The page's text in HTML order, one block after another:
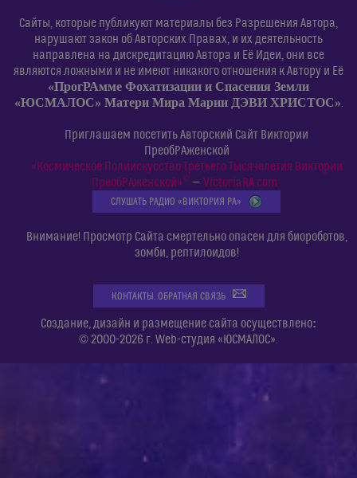
Сайты, которые публикуют материалы без Разрешения Автора,
нарушают закон об Авторских Правах, и их деятельность
направлена на дискредитацию Автора и Её Идеи, они все
являются ложными и не имеют никакого отношения к Автору и Её
«ПрогРАмме Фохатизации и Спасения Земли
«ЮСМАЛОС» Матери Мира Марии ДЭВИ ХРИСТОС».
Приглашаем посетить Авторский Сайт Виктории
ПреобРАженской
«Космическое Полиискусство Третьего Тысячелетия Виктории
ПреобРАженской»©— VictoriaRA.com
СЛУШАТЬ РАДИО «ВИКТОРИЯ РА»
Внимание! Просмотр Сайта смертельно опасен для биороботов,
зомби, рептилоидов!
КОНТАКТЫ. ОБРАТНАЯ СВЯЗЬ
Создание, дизайн и размещение сайта осуществлено:
© 2000-2026 г. Web-студия «ЮСМАЛОС».